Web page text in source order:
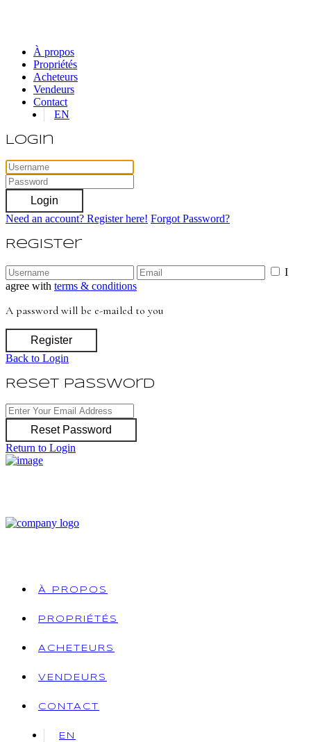
À propos
Propriétés
Acheteurs
Vendeurs
Contact
EN
Login
Login
Need an account? Register here! Forgot Password?
Register
I
agree with terms & conditions
A password will be e-mailed to you
Register
Back to Login
Reset Password
Reset Password
Return to Login
À PROPOS
PROPRIÉTÉS
ACHETEURS
VENDEURS
CONTACT
EN